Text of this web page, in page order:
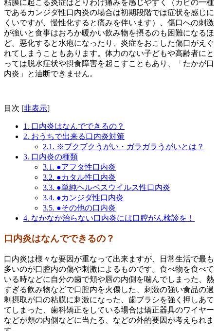
粘膜に起こる炎症はとりわけ痛みを感じやすく（カビの一種
であるカンジダ性口内炎の場合は初期段階では症状を感じに
くいですが、慢性化すると痛みを伴います）、傷口への刺激
が強いと食事はおろか暖かい飲み物を摂るのも困難になるほ
ど。悪化すると水疱になったり、炎症をおこした傷口がえぐ
れてしまうこともあります。体力のない子どもや高齢者にと
っては脱水症状や摂食障害を起こすこともあり、「たかが口
内炎」と油断できません。
目次 [非表示]
1. 口内炎はなんでできるの？
2. おうちで出来る口内炎対策
2.1. ※ブクブクうがい・ガラガラうがいとは？
3. 口内炎の種類
3.1. ●アフタ性口内炎
3.2. ●カタル性口内炎
3.3. ●単純ヘルペスウイルス性口内炎
3.4. ●カンジダ性口内炎
3.5. ●その他の口内炎
4. なかなか治らない口内炎には口腔がん検診を！
口内炎はなんでできるの？
口内炎は様々な要因が重なって出来ますが、日常生活で最も
多いのが口腔内の傷や刺激によるものです。食べ物を食べて
いる時などに自分の歯で頬や唇の内側を噛んでしまった、熱
すぎる飲み物などで口腔内を火傷した、刺激の強い食品の過
剰摂取が口の粘膜に刺激になった、歯ブラシを強く押しあて
てしまった、歯科矯正をしている場合は矯正器具のワイヤー
などが頬の内側などに当たる、などの外的要因が考えられま